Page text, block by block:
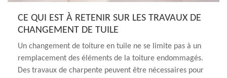
CE QUI EST À RETENIR SUR LES TRAVAUX DE
CHANGEMENT DE TUILE
Un changement de toiture en tuile ne se limite pas à un
remplacement des éléments de la toiture endommagés.
Des travaux de charpente peuvent être nécessaires pour